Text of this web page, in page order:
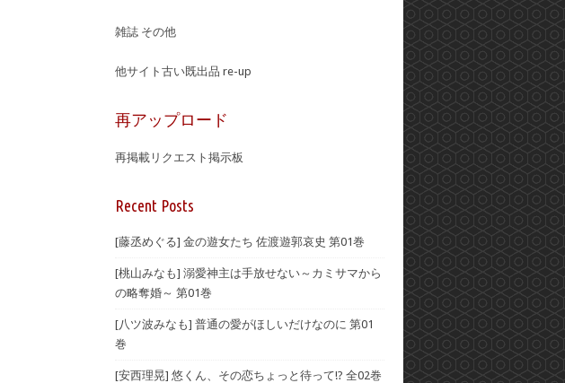
雑誌 その他
他サイト古い既出品 re-up
再アップロード
再掲載リクエスト掲示板
Recent Posts
[藤丞めぐる] 金の遊女たち 佐渡遊郭哀史 第01巻
[桃山みなも] 溺愛神主は手放せない～カミサマから
の略奪婚～ 第01巻
[八ツ波みなも] 普通の愛がほしいだけなのに 第01
巻
[安西理晃] 悠くん、その恋ちょっと待って!? 全02巻